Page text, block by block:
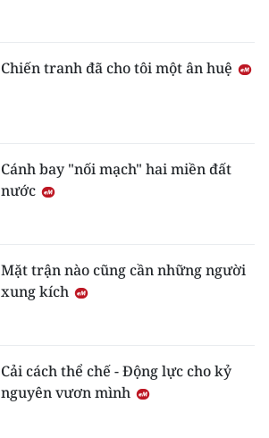
Chiến tranh đã cho tôi một ân huệ
Cánh bay "nối mạch" hai miền đất
nước
Mặt trận nào cũng cần những người
xung kích
Cải cách thể chế - Động lực cho kỷ
nguyên vươn mình